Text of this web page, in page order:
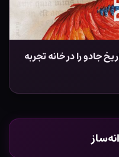
جادو را در خانه تجربه